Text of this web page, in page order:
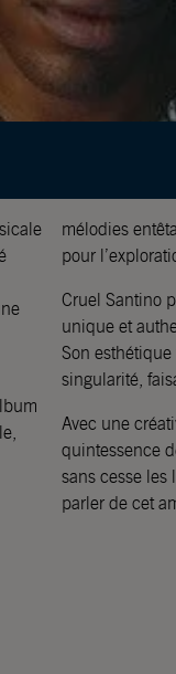
mélodies
pour
Cruel Santino
unique et
Son
singularité,
Avec une
quintessence
sans cesse les
parler de cet